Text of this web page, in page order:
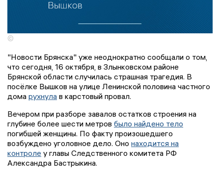
©
"Новости Брянска" уже неоднократно сообщали о том,
что сегодня, 16 октября, в Злынковском районе
Брянской области случилась страшная трагедия. В
посёлке Вышков на улице Ленинской половина частного
дома рухнула в карстовый провал.
Вечером при разборе завалов остатков строения на
глубине более шести метров было найдено тело
погибшей женщины. По факту произошедшего
возбуждено уголовное дело. Оно находится на
контроле у главы Следственного комитета РФ
Александра Бастрыкина.